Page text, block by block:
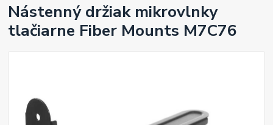
Nástenný držiak mikrovlnky
tlačiarne Fiber Mounts M7C76